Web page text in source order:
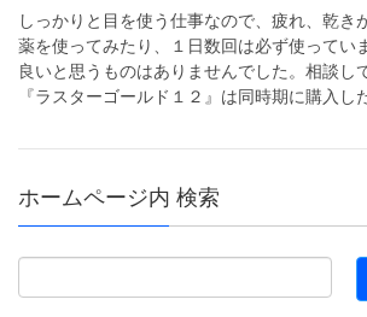
しっかりと目を使う仕事なので、疲れ、乾き
薬を使ってみたり、１日数回は必ず使ってい
良いと思うものはありませんでした。相談し
『ラスターゴールド１２』は同時期に購入
ホームページ内 検索